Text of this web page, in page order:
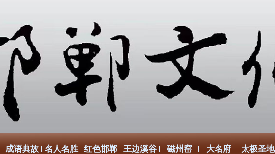
成语典故 名人名胜 红色邯郸 王边溪谷 磁州窑 大名府 太极圣地